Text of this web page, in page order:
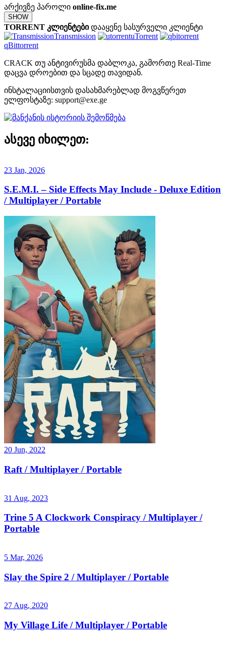
არქივზე პაროლი online-fix.me
SHOW
TORRENT კლიენტები დააყენე სასურველი კლიენტი
Transmission
uTorrent
qBittorrent
CRACK თუ ანტივირუსმა დაბლოკა, გამორთე Real-Time
დაცვა დროებით და სცადე თავიდან.
ინსტალაციისთვის დასახმარებლად მოგვწერეთ
ელფოსტაზე: support@exe.ge
ასევე იხილეთ:
23 Jan, 2026
S.E.M.I. – Side Effects May Include - Deluxe Edition
/ Multiplayer / Portable
20 Jun, 2022
Raft / Multiplayer / Portable
31 Aug, 2023
Trine 5 A Clockwork Conspiracy / Multiplayer /
Portable
5 Mar, 2026
Slay the Spire 2 / Multiplayer / Portable
27 Aug, 2020
My Village Life / Multiplayer / Portable